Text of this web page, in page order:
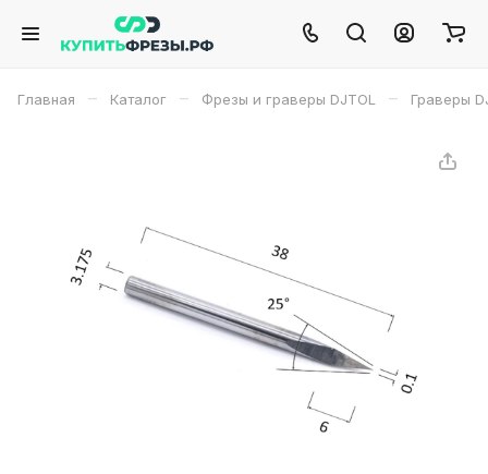
Главная – Каталог – Фрезы и граверы DJTOL – Граверы